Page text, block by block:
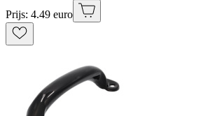
Prijs: 4.49 euro